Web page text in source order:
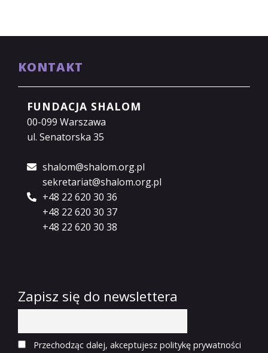
KONTAKT
FUNDACJA SHALOM
00-099 Warszawa
ul. Senatorska 35
shalom@shalom.org.pl
sekretariat@shalom.org.pl
+48 22 620 30 36
+48 22 620 30 37
+48 22 620 30 38
Zapisz się do newslettera
Przechodząc dalej, akceptujesz politykę prywatności